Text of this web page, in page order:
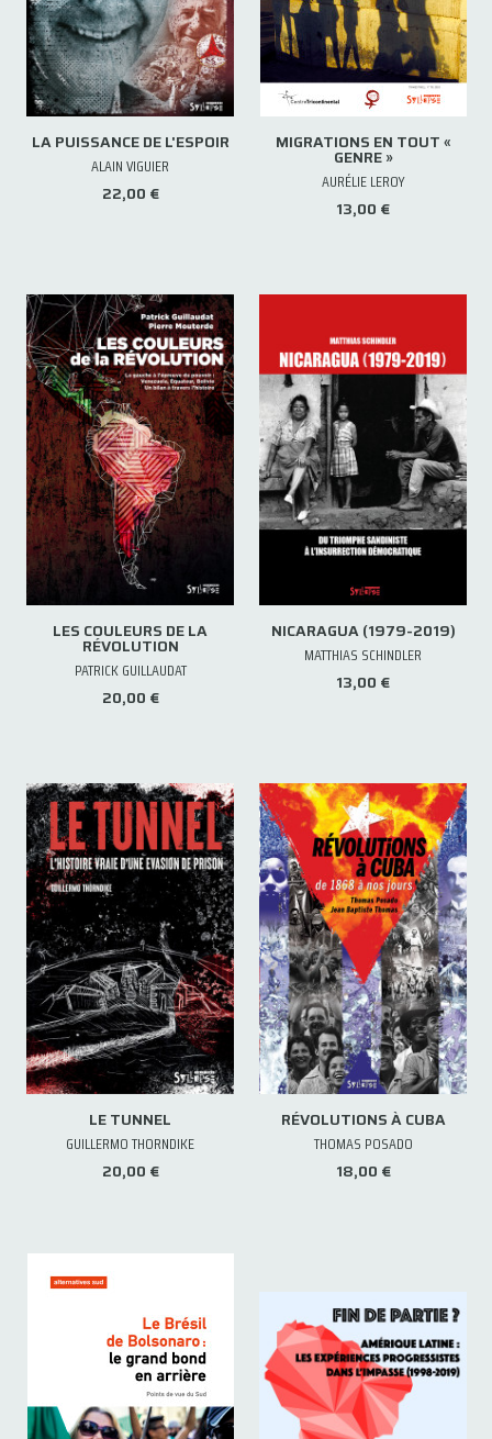
LA PUISSANCE DE L'ESPOIR
ALAIN VIGUIER
22,00 €
MIGRATIONS EN TOUT «
GENRE »
AURÉLIE LEROY
13,00 €
LES COULEURS DE LA
RÉVOLUTION
PATRICK GUILLAUDAT
20,00 €
NICARAGUA (1979-2019)
MATTHIAS SCHINDLER
13,00 €
LE TUNNEL
GUILLERMO THORNDIKE
20,00 €
RÉVOLUTIONS À CUBA
THOMAS POSADO
18,00 €